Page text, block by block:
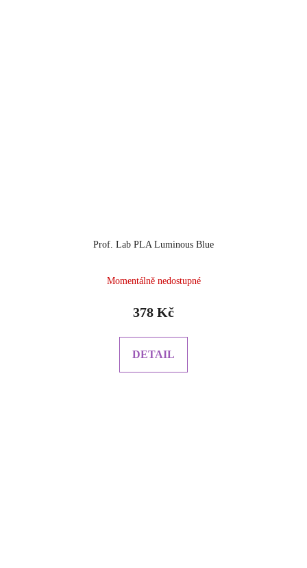
Prof. Lab PLA Luminous Blue
Momentálně nedostupné
378 Kč
DETAIL